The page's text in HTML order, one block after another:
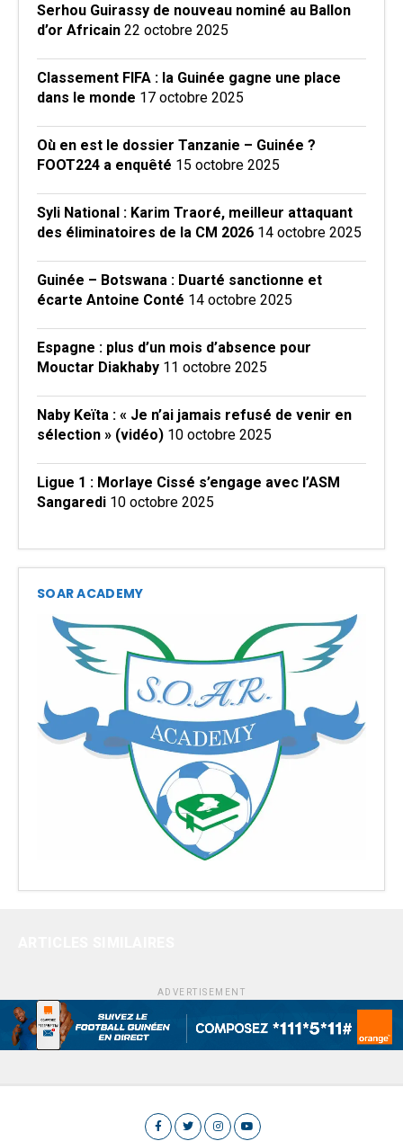
Serhou Guirassy de nouveau nominé au Ballon
d’or Africain 22 octobre 2025
Classement FIFA : la Guinée gagne une place
dans le monde 17 octobre 2025
Où en est le dossier Tanzanie – Guinée ?
FOOT224 a enquêté 15 octobre 2025
Syli National : Karim Traoré, meilleur attaquant
des éliminatoires de la CM 2026 14 octobre 2025
Guinée – Botswana : Duarté sanctionne et
écarte Antoine Conté 14 octobre 2025
Espagne : plus d’un mois d’absence pour
Mouctar Diakhaby 11 octobre 2025
Naby Keïta : « Je n’ai jamais refusé de venir en
sélection » (vidéo) 10 octobre 2025
Ligue 1 : Morlaye Cissé s’engage avec l’ASM
Sangaredi 10 octobre 2025
SOAR ACADEMY
ADVERTISEMENT